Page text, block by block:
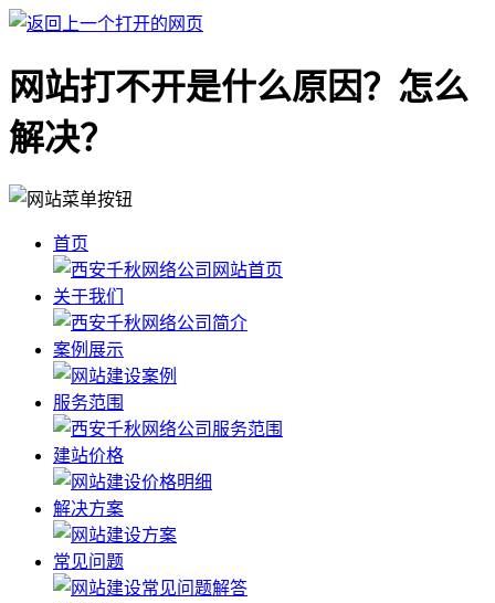
网站打不开是什么原因？怎么
解决？
首页
关于我们
案例展示
服务范围
建站价格
解决方案
常见问题